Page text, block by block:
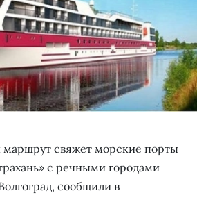
свяжет морские порты
с речными городами
сообщили в